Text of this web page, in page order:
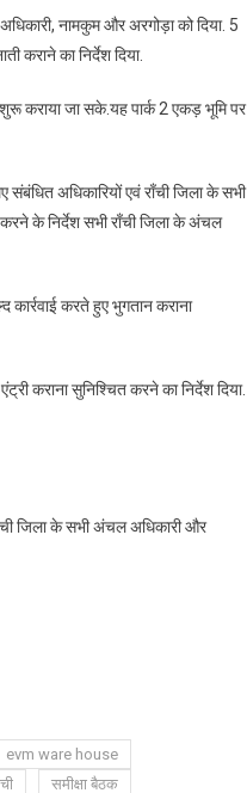
नामकुम और अरगोड़ा को दिया. 5
कराने का निर्देश दिया.
शुरू कराया जा सके.यह पार्क 2 एकड़ भूमि पर
अधिकारियों एवं राँची जिला के सभी
के निर्देश सभी राँची जिला के अंचल
करते हुए भुगतान कराना
कराना सुनिश्चित करने का निर्देश दिया.
जिला के सभी अंचल अधिकारी और
evm ware house
समीक्षा बैठक